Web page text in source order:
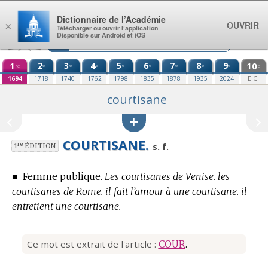
Aller au contenu
1 re
1694
2e
1718
3e
1740
4e
1762
5e
1798
6e
1835
7e
1878
8e
1935
9e
2024
10e
E.C.
courtisane
1reÉDITION COURTISANE. s. f.
■ Femme publique. Les courtisanes de Venise. les
courtisanes de Rome. il fait l’amour à une courtisane. il
entretient une courtisane.
Ce mot est extrait de l'article : COUR.
×
Dictionnaire de l’Académie
Télécharger ou ouvrir l’application
Disponible sur Android et iOS
OUVRIR